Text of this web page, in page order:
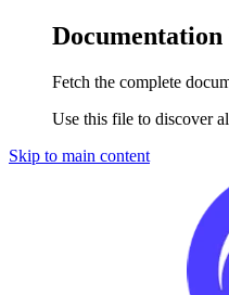
Fetch the complete
Use this file to discover
Skip to main content